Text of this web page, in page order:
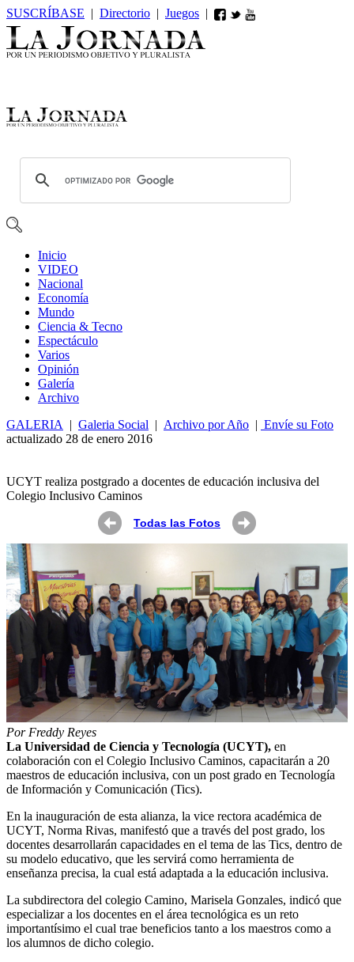
SUSCRÍBASE | Directorio | Juegos |
Inicio
VIDEO
Nacional
Economía
Mundo
Ciencia & Tecno
Espectáculo
Varios
Opinión
Galería
Archivo
GALERIA
| Galeria Social | Archivo por Año | Envíe su Foto
actualizado 28 de enero 2016
UCYT realiza postgrado a docentes de educación inclusiva del
Colegio Inclusivo Caminos
Todas las Fotos
Por Freddy Reyes
La Universidad de Ciencia y Tecnología (UCYT), en
colaboración con el Colegio Inclusivo Caminos, capacitarán a 20
maestros de educación inclusiva, con un post grado en Tecnología
de Información y Comunicación (Tics).
En la inauguración de esta alianza, la vice rectora académica de
UCYT, Norma Rivas, manifestó que a través del post grado, los
docentes desarrollarán capacidades en el tema de las Tics, dentro de
su modelo educativo, que les servirá como herramienta de
enseñanza precisa, la cual está adaptada a la educación inclusiva.
La subdirectora del colegio Camino, Marisela Gonzales, indicó que
especializar a los docentes en el área tecnológica es un reto
importantísimo el cual trae beneficios tanto a los maestros como a
los alumnos de dicho colegio.